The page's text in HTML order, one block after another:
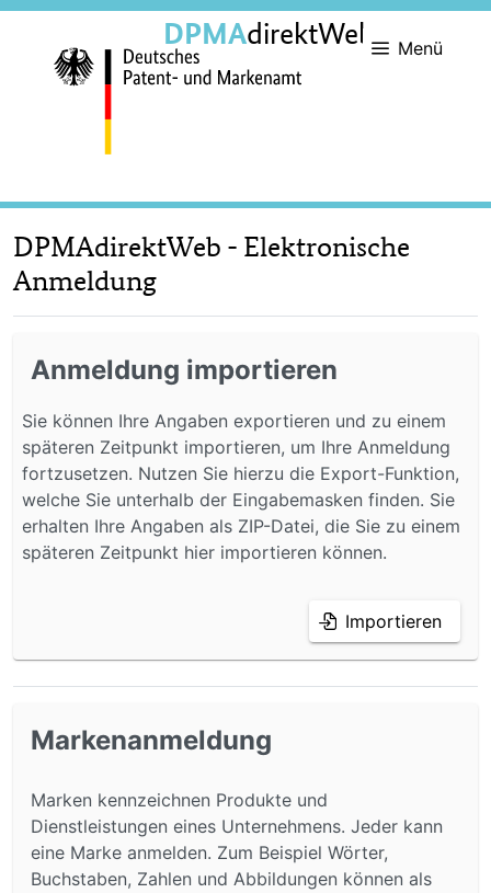
Menü
DPMAdirektWeb
DPMAdirektWeb - Elektronische
Anmeldung
Anmeldung importieren
Sie können Ihre Angaben exportieren und zu einem
späteren Zeitpunkt importieren, um Ihre Anmeldung
fortzusetzen. Nutzen Sie hierzu die Export-Funktion,
welche Sie unterhalb der Eingabemasken finden. Sie
erhalten Ihre Angaben als ZIP-Datei, die Sie zu einem
späteren Zeitpunkt hier importieren können.
Importieren
Markenanmeldung
Marken kennzeichnen Produkte und
Dienstleistungen eines Unternehmens. Jeder kann
eine Marke anmelden. Zum Beispiel Wörter,
Buchstaben, Zahlen und Abbildungen können als